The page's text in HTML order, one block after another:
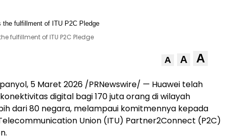
fulfillment of ITU P2C Pledge
A A A
5 Maret 2026 /PRNewswire/ — Huawei telah
digital bagi 170 juta orang di wilayah
dari 80 negara, melampaui komitmennya kepada
Union (ITU) Partner2Connect (P2C)